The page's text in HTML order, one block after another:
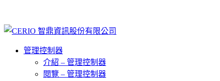
管理控制器
介紹 – 管理控制器
閱覽 – 管理控制器